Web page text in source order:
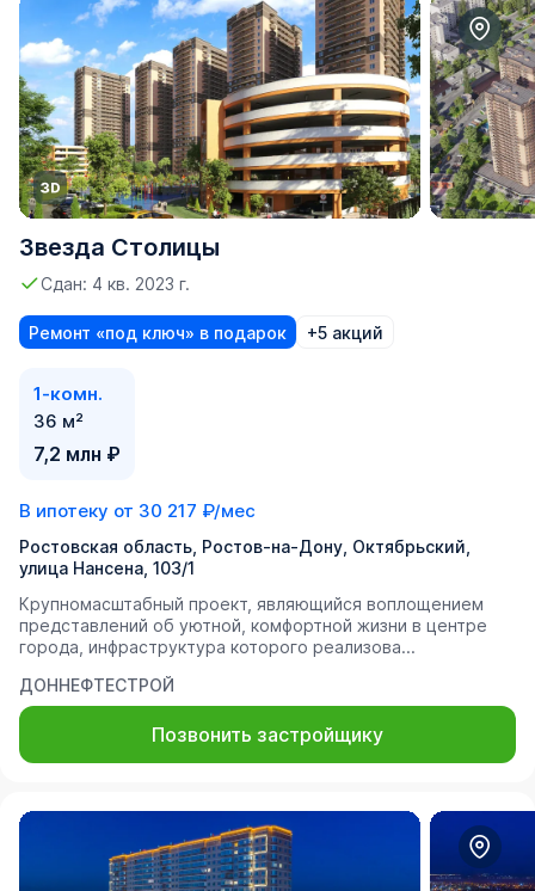
Звезда Столицы
Сдан: 4 кв. 2023 г.
Ремонт «под ключ» в подарок +5 акций
1-комн.
36 м²
7,2 млн ₽
В ипотеку от 30 217 ₽/мес
Ростовская область, Ростов-на-Дону, Октябрьский,
улица Нансена, 103/1
Крупномасштабный проект, являющийся воплощением
представлений об уютной, комфортной жизни в центре
города, инфраструктура которого реализова...
ДОННЕФТЕСТРОЙ
Позвонить застройщику